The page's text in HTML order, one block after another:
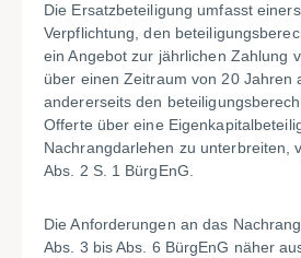
Die Ersatzbeteiligung umfasst
Verpflichtung, den
ein Angebot zur jährlichen Zahlung
über einen Zeitraum von 20 Jahren
andererseits den
Offerte über eine
Nachrangdarlehen zu unterbreiten,
Abs. 2 S. 1 BürgEnG.
Die Anforderungen an das
Abs. 3 bis Abs. 6 BürgEnG näher